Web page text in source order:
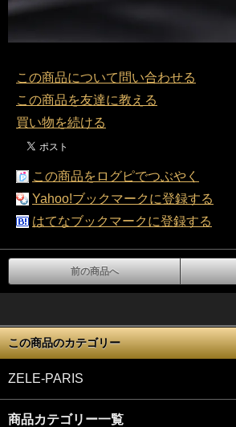
この商品について問い合わせる
この商品を友達に教える
買い物を続ける
この商品をログピでつぶやく
Yahoo!ブックマークに登録する
はてなブックマークに登録する
前の商品へ
この商品のカテゴリー
ZELE-PARIS
商品カテゴリー一覧